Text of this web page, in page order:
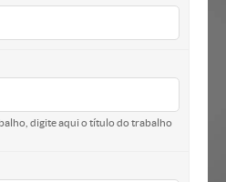
digite aqui o título do trabalho